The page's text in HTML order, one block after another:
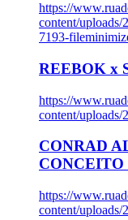
https://
content/uploads/
7193-
REEBOK x
https://
content/uploads/
CONRAD
https://
content/